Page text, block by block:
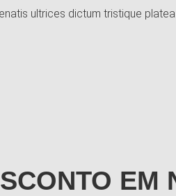
ultrices dictum tristique
EM